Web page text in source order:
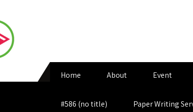
Home About Event
#586 (no title) Paper Writing